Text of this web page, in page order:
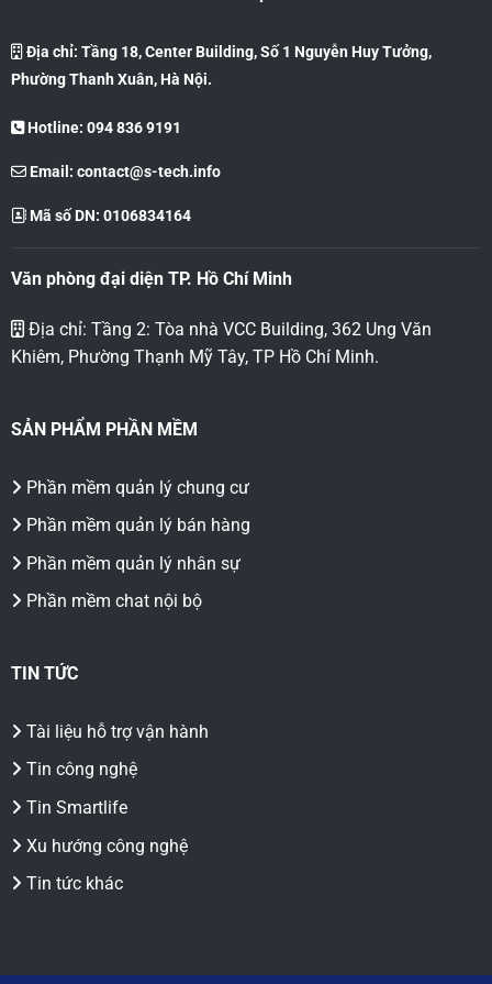
Địa chỉ: Tầng 18, Center Building, Số 1 Nguyễn Huy Tưởng,
Phường Thanh Xuân, Hà Nội.
Hotline: 094 836 9191
Email: contact@s-tech.info
Mã số DN: 0106834164
Văn phòng đại diện TP. Hồ Chí Minh
Địa chỉ: Tầng 2: Tòa nhà VCC Building, 362 Ung Văn
Khiêm, Phường Thạnh Mỹ Tây, TP Hồ Chí Minh.
SẢN PHẨM PHẦN MỀM
Phần mềm quản lý chung cư
Phần mềm quản lý bán hàng
Phần mềm quản lý nhân sự
Phần mềm chat nội bộ
TIN TỨC
Tài liệu hỗ trợ vận hành
Tin công nghệ
Tin Smartlife
Xu hướng công nghệ
Tin tức khác